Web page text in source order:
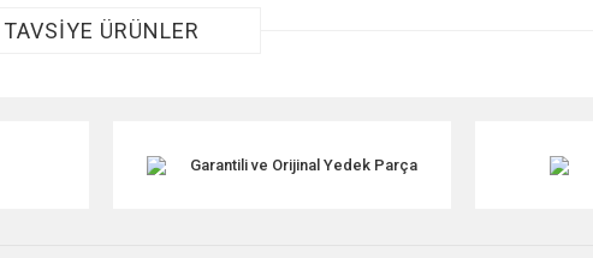
TAVSİYE ÜRÜNLER
Garantili ve Orijinal Yedek Parça